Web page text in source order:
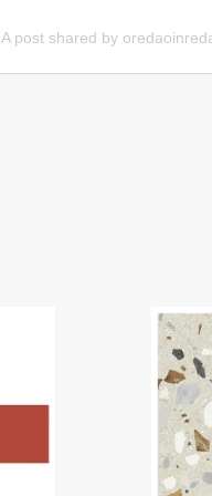
A post shared by